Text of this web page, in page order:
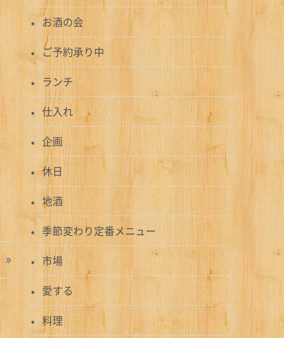
お酒の会
ご予約承り中
ランチ
仕入れ
企画
休日
地酒
季節変わり定番メニュー
市場
愛する
料理